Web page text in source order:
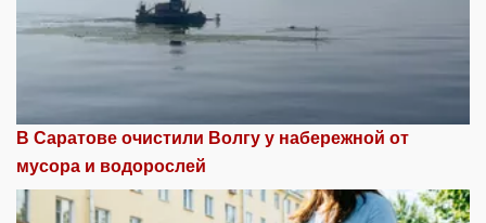
В Саратове очистили Волгу у набережной от
мусора и водорослей